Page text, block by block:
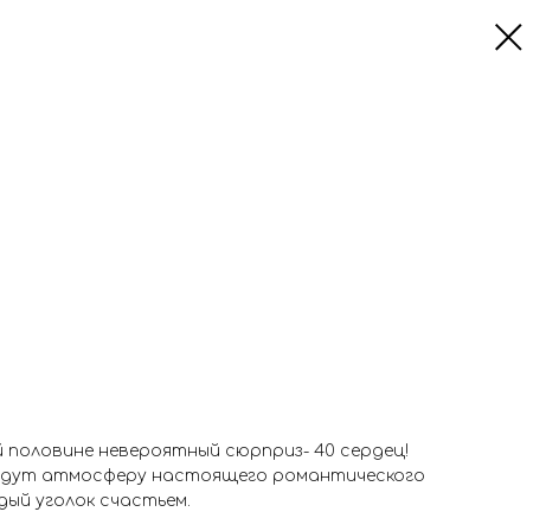
невероятный сюрприз- 40 сердец!
атмосферу настоящего романтического
уголок счастьем.